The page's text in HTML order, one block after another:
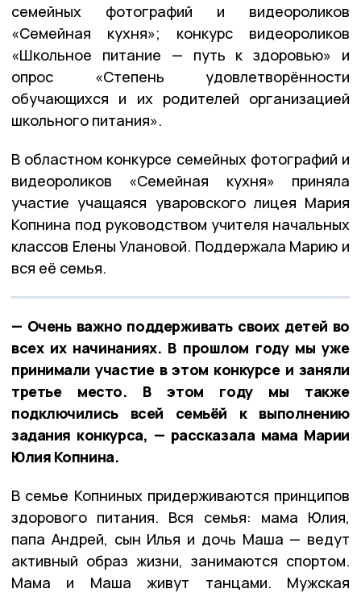
семейных фотографий и видеороликов
«Семейная кухня»; конкурс видеороликов
«Школьное питание — путь к здоровью» и
опрос «Степень удовлетворённости
обучающихся и их родителей организацией
школьного питания».
В областном конкурсе семейных фотографий и
видеороликов «Семейная кухня» приняла
участие учащаяся уваровского лицея Мария
Копнина под руководством учителя начальных
классов Елены Улановой. Поддержала Марию и
вся её семья.
— Очень важно поддерживать своих детей во
всех их начинаниях. В прошлом году мы уже
принимали участие в этом конкурсе и заняли
третье место. В этом году мы также
подключились всей семьёй к выполнению
задания конкурса, — рассказала мама Марии
Юлия Копнина.
В семье Копниных придерживаются принципов
здорового питания. Вся семья: мама Юлия,
папа Андрей, сын Илья и дочь Маша — ведут
активный образ жизни, занимаются спортом.
Мама и Маша живут танцами. Мужская